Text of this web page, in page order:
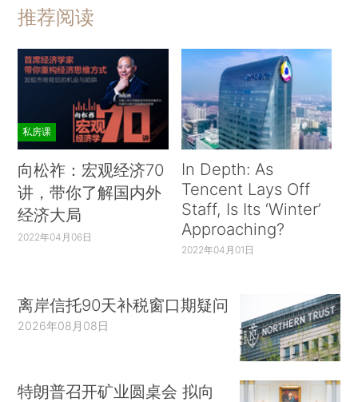
推荐阅读
私房课
向松祚：宏观经济70
讲，带你了解国内外
经济大局
2022年04月06日
In Depth: As
Tencent Lays Off
Staff, Is Its ‘Winter’
Approaching?
2022年04月01日
离岸信托90天补税窗口期疑问
2026年08月08日
特朗普召开矿业圆桌会 拟向